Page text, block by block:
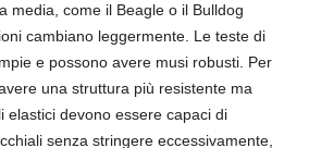
media, come il Beagle o il Bulldog
cambiano leggermente. Le teste di
e possono avere musi robusti. Per
una struttura più resistente ma
elastici devono essere capaci di
senza stringere eccessivamente,